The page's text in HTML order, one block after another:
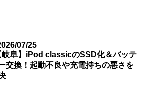
07/25
岐阜】iPod classicのSSD化＆バッテ
交換！起動不良や充電持ちの悪さを